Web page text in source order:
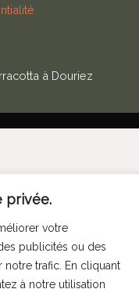
privée.
votre
publicités ou des
notre trafic. En cliquant
à notre utilisation
à Douriez